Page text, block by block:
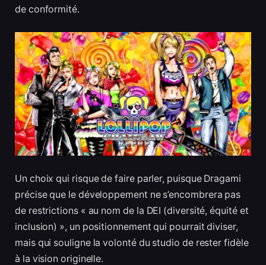
de conformité.
Un choix qui risque de faire parler, puisque Dragami
précise que le développement ne s’encombrera pas
de restrictions « au nom de la DEI (diversité, équité et
inclusion) », un positionnement qui pourrait diviser,
mais qui souligne la volonté du studio de rester fidèle
à la vision originelle.